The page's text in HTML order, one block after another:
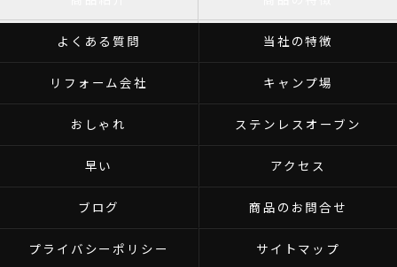
よくある質問 当社の特徴
リフォーム会社 キャンプ場
おしゃれ ステンレスオーブン
早い アクセス
ブログ 商品のお問合せ
プライバシーポリシー サイトマップ